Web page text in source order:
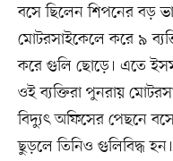
বসে ছিলেন শিপনের বড়
মোটরসাইকেলে করে ৯
করে গুলি ছোড়ে। এতে
ওই ব্যক্তিরা পুনরায়
বিদ্যুৎ অফিসের পেছনে
ছুড়লে তিনিও গুলিবিদ্ধ